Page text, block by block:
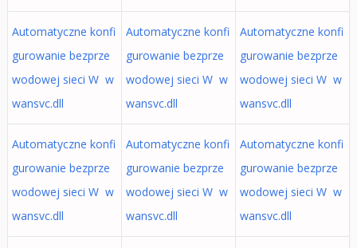
Automatyczne konfi
gurowanie bezprze
wodowej sieci W w
wansvc.dll
Automatyczne konfi
gurowanie bezprze
wodowej sieci W w
wansvc.dll
Automatyczne konfi
gurowanie bezprze
wodowej sieci W w
wansvc.dll
Automatyczne konfi
gurowanie bezprze
wodowej sieci W w
wansvc.dll
Automatyczne konfi
gurowanie bezprze
wodowej sieci W w
wansvc.dll
Automatyczne konfi
gurowanie bezprze
wodowej sieci W w
wansvc.dll